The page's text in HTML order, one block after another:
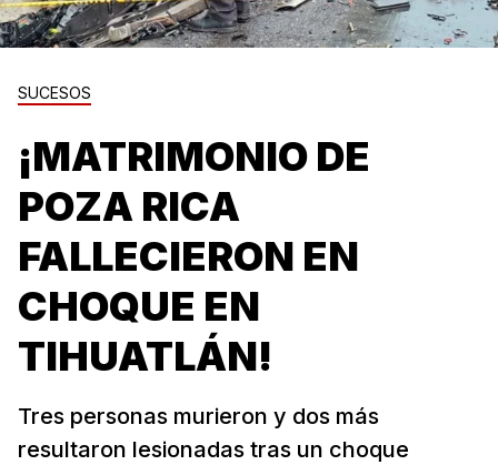
SUCESOS
¡MATRIMONIO DE
POZA RICA
FALLECIERON EN
CHOQUE EN
TIHUATLÁN!
Tres personas murieron y dos más
resultaron lesionadas tras un choque